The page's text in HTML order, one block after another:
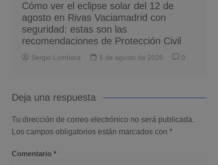
Cómo ver el eclipse solar del 12 de
agosto en Rivas Vaciamadrid con
seguridad: estas son las
recomendaciones de Protección Civil
Sergio Lombera 5 de agosto de 2026 0
Deja una respuesta
Tu dirección de correo electrónico no será publicada.
Los campos obligatorios están marcados con *
Comentario *